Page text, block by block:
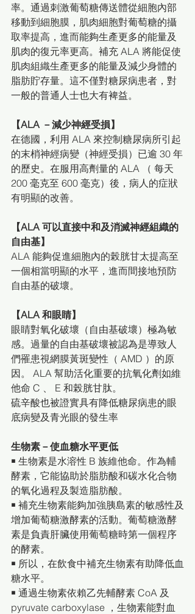
率。通過刺激葡萄糖傳送體從細胞內部
移動到細胞膜，肌肉細胞對葡萄糖的攝
取率提高，進而能夠生產更多的能量及
肌肉的復元率更高。補充 ALA 將能促使
肌肉組織生產更多的能量及減少身體的
脂肪貯存量。這不僅對糖尿病患者，對
一般的普通人士也大有裨益。
【ALA －減少神經受損】
在德國，利用 ALA 來控制糖尿病所引起
的末梢神經病變（神經受損）已逾 30 年
的歷史。在服用高劑量的 ALA （ 每天
200 毫克至 600 毫克）後，病人的症狀
有明顯的改善。
【ALA 可以直接中和及消滅神經組織的
自由基】
ALA 能夠促進細胞內的榖胱甘太提高至
一個相當明顯的水平，進而間接地預防
自由基的破壞。
【ALA 和眼睛】
眼睛對氧化破壞（自由基破壞）極為敏
感。過量的自由基破壞被認為是導致人
們罹患視網膜黃斑變性（ AMD ）的原
因。 ALA 幫助活化重要的抗氧化劑如維
他命 C 、 E 和榖胱甘肽。
硫辛酸也被證實具有降低糖尿病患的眼
底病變及青光眼的發生率
生物素－使血糖水平更低
￭ 生物素是水溶性 B 族維他命。作為輔
酵素，它能協助於脂肪酸和碳水化合物
的氧化過程及製造脂肪酸。
￭ 補充生物素能夠加強胰島素的敏感性及
增加葡萄糖激酵素的活動。葡萄糖激酵
素是負責肝臟使用葡萄糖時第一個程序
的酵素。
￭ 所以，在飲食中補充生物素有助降低血
糖水平。
￭ 通過生物素依賴乙先輔酵素 CoA 及
pyruvate carboxylase ，生物素能對血